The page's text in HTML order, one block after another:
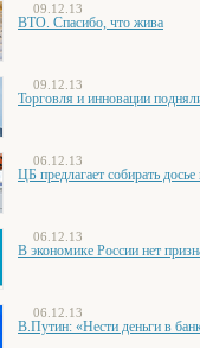
09.12.13
ВТО. Спасибо, что жива
09.12.13
Торговля и инновации
06.12.13
ЦБ предлагает собирать досье
06.12.13
В экономике России нет
06.12.13
В.Путин: «Нести деньги в